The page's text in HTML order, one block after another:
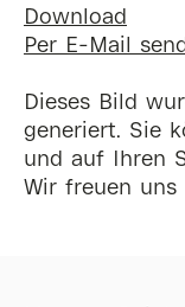
Download
Per E-Mail
Dieses Bild
generiert. Sie
und auf Ihren
Wir freuen uns